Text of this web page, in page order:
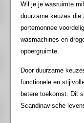
Wil je je wasruimte
duurzame keuzes die
portemonnee
wasmachines en
opbergruimte.
Door duurzame
functionele en
betere toekomst. Dit
Scandinavische